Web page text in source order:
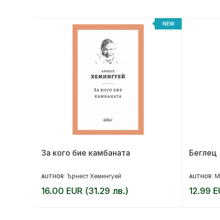
NEW
За кого бие камбаната
AUTHOR: Ърнест Хемингуей
16.00 EUR (31.29 лв.)
Беглец
AUTHOR:
12.99